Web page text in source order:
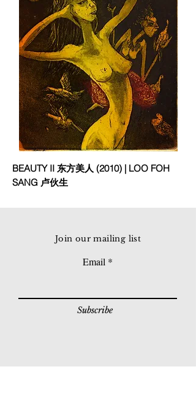
BEAUTY II 东方美人 (2010) | LOO FOH
SANG 卢伙生
Join our mailing list
Email
Subscribe